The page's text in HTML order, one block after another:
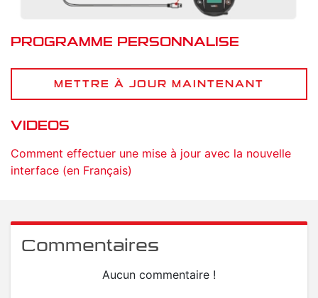
PROGRAMME PERSONNALISE
METTRE À JOUR MAINTENANT
VIDEOS
Comment effectuer une mise à jour avec la nouvelle
interface (en Français)
Commentaires
Aucun commentaire !